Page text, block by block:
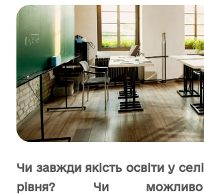
Чи завжди якість освіти у
рівня? Чи